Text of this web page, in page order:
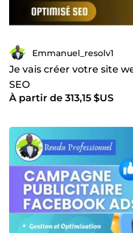
Emmanuel_resolv1
Je vais créer votre site
SEO
À partir de 313,15 $US